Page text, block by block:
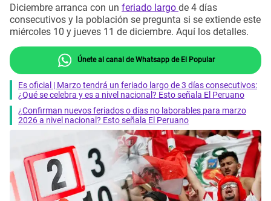
Diciembre arranca con un feriado largo de 4 días
consecutivos y la población se pregunta si se extiende este
miércoles 10 y jueves 11 de diciembre. Aquí los detalles.
Únete al canal de Whatsapp de El Popular
Es oficial | Marzo tendrá un feriado largo de 3 días consecutivos:
¿Qué se celebra y es a nivel nacional? Esto señala El Peruano
¿Confirman nuevos feriados o días no laborables para marzo
2026 a nivel nacional? Esto señala El Peruano